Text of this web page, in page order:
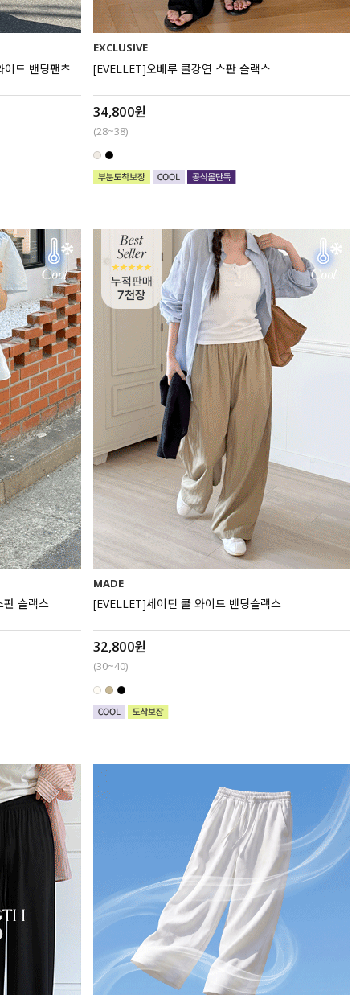
이드 밴딩팬츠
EXCLUSIVE
[EVELLET]오베루 쿨강연 스판 슬랙스
34,800원
(28~38)
판 슬랙스
MADE
[EVELLET]세이딘 쿨 와이드 밴딩슬랙스
32,800원
(30~40)